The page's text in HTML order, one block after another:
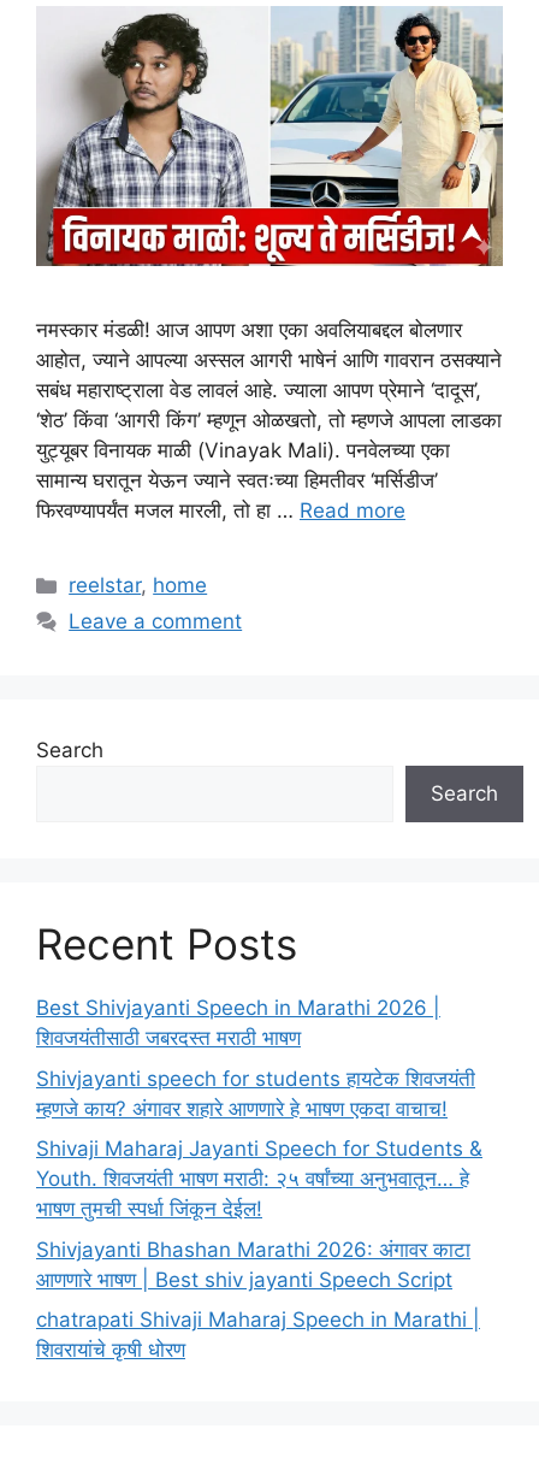
नमस्कार मंडळी! आज आपण अशा एका अवलियाबद्दल बोलणार
आहोत, ज्याने आपल्या अस्सल आगरी भाषेनं आणि गावरान ठसक्याने
सबंध महाराष्ट्राला वेड लावलं आहे. ज्याला आपण प्रेमाने ‘दादूस’,
‘शेठ’ किंवा ‘आगरी किंग’ म्हणून ओळखतो, तो म्हणजे आपला लाडका
युट्यूबर विनायक माळी (Vinayak Mali). पनवेलच्या एका
सामान्य घरातून येऊन ज्याने स्वतःच्या हिमतीवर ‘मर्सिडीज’
फिरवण्यापर्यंत मजल मारली, तो हा … Read more
Categories
reelstar, home
Leave a comment
Search
Search
Recent Posts
Best Shivjayanti Speech in Marathi 2026 |
शिवजयंतीसाठी जबरदस्त मराठी भाषण
Shivjayanti speech for students हायटेक शिवजयंती
म्हणजे काय? अंगावर शहारे आणणारे हे भाषण एकदा वाचाच!
Shivaji Maharaj Jayanti Speech for Students &
Youth. शिवजयंती भाषण मराठी: २५ वर्षांच्या अनुभवातून… हे
भाषण तुमची स्पर्धा जिंकून देईल!
Shivjayanti Bhashan Marathi 2026: अंगावर काटा
आणणारे भाषण | Best shiv jayanti Speech Script
chatrapati Shivaji Maharaj Speech in Marathi |
शिवरायांचे कृषी धोरण